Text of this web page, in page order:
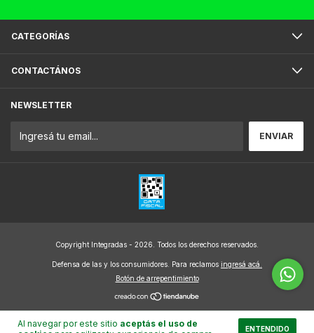
Al navegar por este sitio aceptás el uso de
ENTENDIDO
CATEGORÍAS
CONTACTÁNOS
NEWSLETTER
Copyright Integradas - 2026. Todos los derechos reservados.
Defensa de las y los consumidores. Para reclamos ingresá acá.
Botón de arrepentimiento